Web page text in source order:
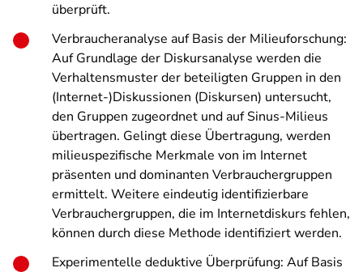
überprüft.
Verbraucheranalyse auf Basis der Milieuforschung:
Auf Grundlage der Diskursanalyse werden die
Verhaltensmuster der beteiligten Gruppen in den
(Internet-)Diskussionen (Diskursen) untersucht,
den Gruppen zugeordnet und auf Sinus-Milieus
übertragen. Gelingt diese Übertragung, werden
milieuspezifische Merkmale von im Internet
präsenten und dominanten Verbrauchergruppen
ermittelt. Weitere eindeutig identifizierbare
Verbrauchergruppen, die im Internetdiskurs fehlen,
können durch diese Methode identifiziert werden.
Experimentelle deduktive Überprüfung: Auf Basis